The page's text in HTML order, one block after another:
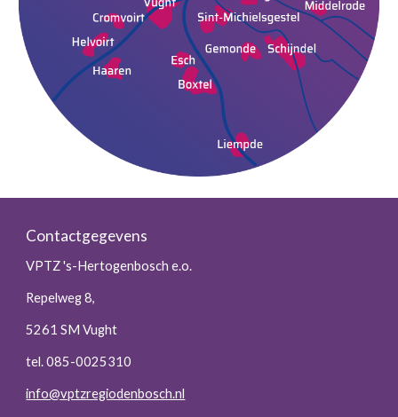
Contactgegevens
VPTZ 's-Hertogenbosch e.o.
Repelweg 8,
5261 SM Vught
tel. 085-0025310
info@vptzregiodenbosch.nl